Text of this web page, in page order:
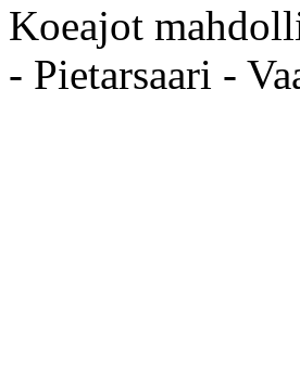
Koeajot
- Pietarsaari -